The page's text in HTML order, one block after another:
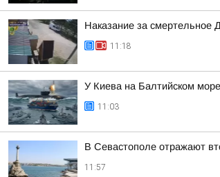
Наказание за смертельное
11:18
У Киева на Балтийском море
11:03
В Севастополе отражают
11:57